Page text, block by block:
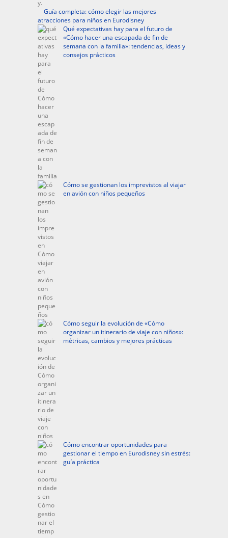
Guía completa: cómo elegir las mejores
atracciones para niños en Eurodisney
Qué expectativas hay para el futuro de
«Cómo hacer una escapada de fin de
semana con la familia»: tendencias, ideas y
consejos prácticos
Cómo se gestionan los imprevistos al viajar
en avión con niños pequeños
Cómo seguir la evolución de «Cómo
organizar un itinerario de viaje con niños»:
métricas, cambios y mejores prácticas
Cómo encontrar oportunidades para
gestionar el tiempo en Eurodisney sin estrés:
guía práctica